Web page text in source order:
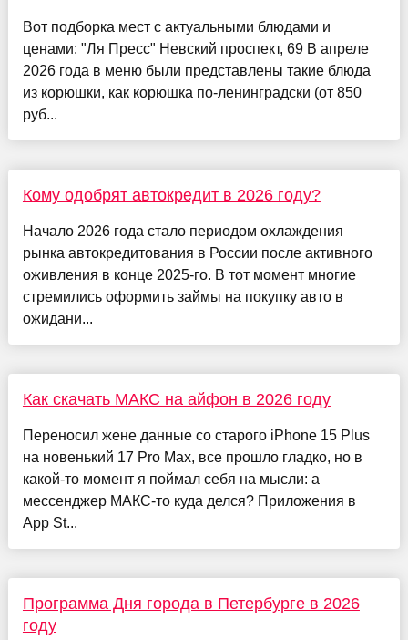
Вот подборка мест с актуальными блюдами и
ценами: "Ля Пресс" Невский проспект, 69 В апреле
2026 года в меню были представлены такие блюда
из корюшки, как корюшка по-ленинградски (от 850
руб...
Кому одобрят автокредит в 2026 году?
Начало 2026 года стало периодом охлаждения
рынка автокредитования в России после активного
оживления в конце 2025-го. В тот момент многие
стремились оформить займы на покупку авто в
ожидани...
Как скачать МАКС на айфон в 2026 году
Переносил жене данные со старого iPhone 15 Plus
на новенький 17 Pro Max, все прошло гладко, но в
какой-то момент я поймал себя на мысли: а
мессенджер МАКС-то куда делся? Приложения в
App St...
Программа Дня города в Петербурге в 2026
году